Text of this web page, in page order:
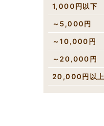
1,000円以下
～5,000円
～10,000円
～20,000円
20,000円以上